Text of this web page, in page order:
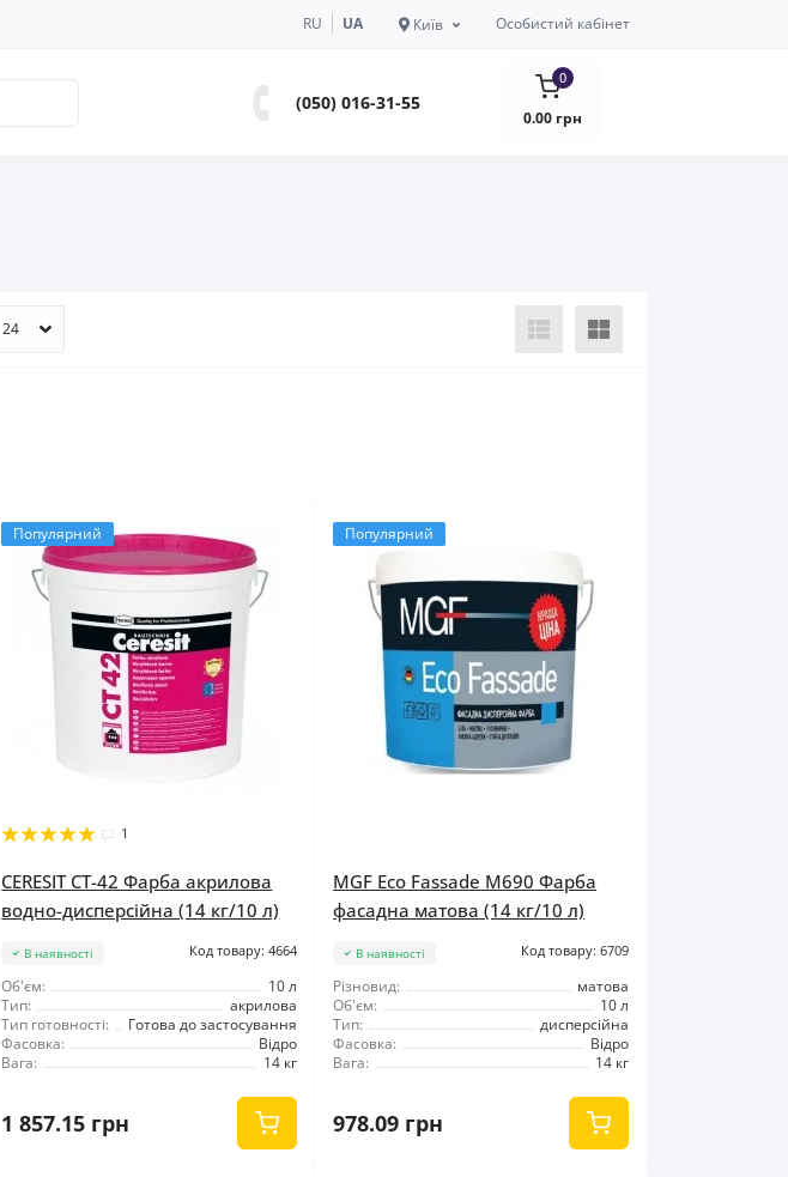
RU UA Київ Особистий кабінет
(050) 016-31-55
0
0.00 грн
Популярний
1
CERESIT CT-42 Фарба акрилова
водно-дисперсійна (14 кг/10 л)
В наявності Код товару: 4664
Об'єм:
10 л
Тип:
акрилова
Тип готовності:
Готова до застосування
Фасовка:
Відро
Вага:
14 кг
1 857.15 грн
Популярний
MGF Eco Fassade M690 Фарба
фасадна матова (14 кг/10 л)
В наявності Код товару: 6709
Різновид:
матова
Об'єм:
10 л
Тип:
дисперсійна
Фасовка:
Відро
Вага:
14 кг
978.09 грн